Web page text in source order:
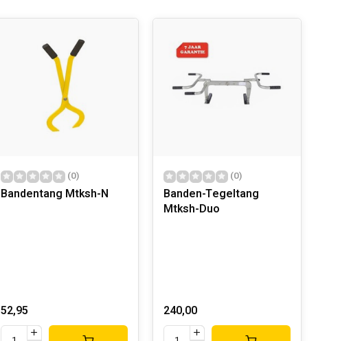
(0)
Bandentang Mtksh-N
52,95
(0)
Banden-Tegeltang
Mtksh-Duo
240,00